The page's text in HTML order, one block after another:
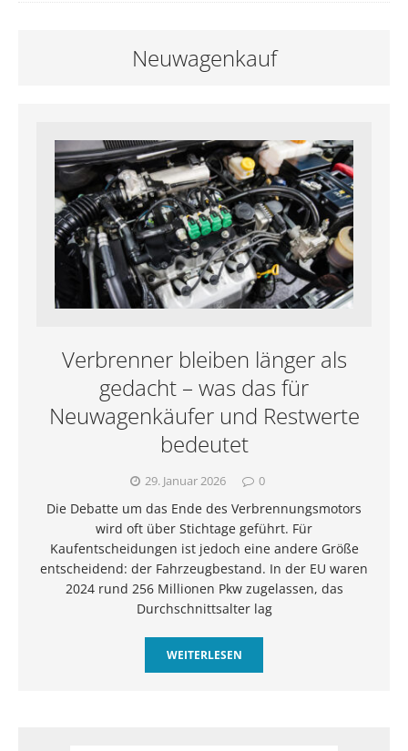
Neuwagenkauf
Verbrenner bleiben länger als
gedacht – was das für
Neuwagenkäufer und Restwerte
bedeutet
29. Januar 2026 0
Die Debatte um das Ende des Verbrennungsmotors
wird oft über Stichtage geführt. Für
Kaufentscheidungen ist jedoch eine andere Größe
entscheidend: der Fahrzeugbestand. In der EU waren
2024 rund 256 Millionen Pkw zugelassen, das
Durchschnittsalter lag
WEITERLESEN